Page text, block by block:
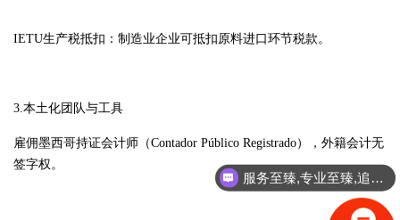
IETU生产税抵扣：制造业企业可抵扣原料进口环节税款。
3.本土化团队与工具
雇佣墨西哥持证会计师（Contador Público Registrado），外籍会计无
签字权。
团队联合,企业联合,至臻联合!